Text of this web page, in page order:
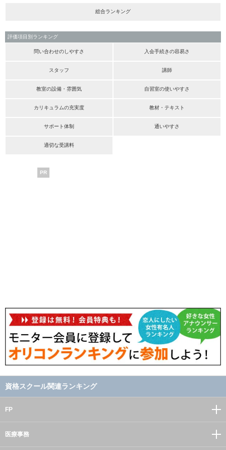
総合ランキング
評価項目別ランキング
問い合わせのしやすさ 入会手続きの容易さ
スタッフ 講師
教室の設備・雰囲気 自習室の使いやすさ
カリキュラムの充実度 教材・テキスト
サポート体制 通いやすさ
適切な受講料
PR
資格スクール関連ランキング
FP
医療事務